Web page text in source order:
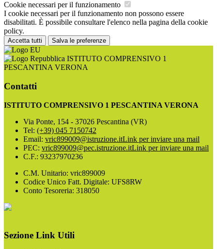
Cookie necessari per il funzionamento
I cookie necessari per il funzionamento non possono essere
disabilitati. È possibile consultare l'elenco nella pagina della cookie
policy.
Accetta tutti Salva le preferenze
ISTITUTO COMPRENSIVO 1
PESCANTINA VERONA
Contatti
ISTITUTO COMPRENSIVO 1 PESCANTINA VERONA
Via Ponte, 154 - 37026 Pescantina (VR)
Tel: (+39) 045 7150742
Email: vric899009@istruzione.itLink per inviare una mail
PEC: vric899009@pec.istruzione.itLink per inviare una mail
C.F.: 93237970236
C.M. Unitario: vric899009
Codice Unico Fatt. Digitale: UFS8RW
Conto Tesoreria: 318050
Sezione Link Utili